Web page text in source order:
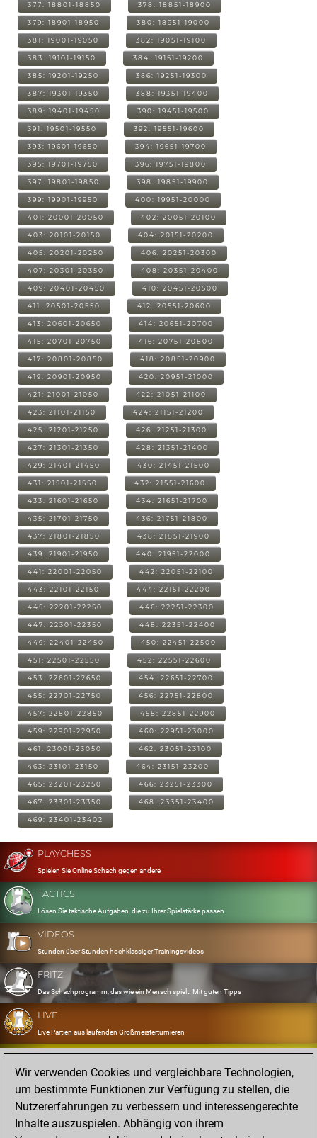
377: 18801-18850 378: 18851-18900
379: 18901-18950 380: 18951-19000
381: 19001-19050 382: 19051-19100
383: 19101-19150 384: 19151-19200
385: 19201-19250 386: 19251-19300
387: 19301-19350 388: 19351-19400
389: 19401-19450 390: 19451-19500
391: 19501-19550 392: 19551-19600
393: 19601-19650 394: 19651-19700
395: 19701-19750 396: 19751-19800
397: 19801-19850 398: 19851-19900
399: 19901-19950 400: 19951-20000
401: 20001-20050 402: 20051-20100
403: 20101-20150 404: 20151-20200
405: 20201-20250 406: 20251-20300
407: 20301-20350 408: 20351-20400
409: 20401-20450 410: 20451-20500
411: 20501-20550 412: 20551-20600
413: 20601-20650 414: 20651-20700
415: 20701-20750 416: 20751-20800
417: 20801-20850 418: 20851-20900
419: 20901-20950 420: 20951-21000
421: 21001-21050 422: 21051-21100
423: 21101-21150 424: 21151-21200
425: 21201-21250 426: 21251-21300
427: 21301-21350 428: 21351-21400
429: 21401-21450 430: 21451-21500
431: 21501-21550 432: 21551-21600
433: 21601-21650 434: 21651-21700
435: 21701-21750 436: 21751-21800
437: 21801-21850 438: 21851-21900
439: 21901-21950 440: 21951-22000
441: 22001-22050 442: 22051-22100
443: 22101-22150 444: 22151-22200
445: 22201-22250 446: 22251-22300
447: 22301-22350 448: 22351-22400
449: 22401-22450 450: 22451-22500
451: 22501-22550 452: 22551-22600
453: 22601-22650 454: 22651-22700
455: 22701-22750 456: 22751-22800
457: 22801-22850 458: 22851-22900
459: 22901-22950 460: 22951-23000
461: 23001-23050 462: 23051-23100
463: 23101-23150 464: 23151-23200
465: 23201-23250 466: 23251-23300
467: 23301-23350 468: 23351-23400
469: 23401-23402
PLAYCHESS
Spielen Sie Online Schach gegen andere
TACTICS
Lösen Sie taktische Aufgaben, die zu Ihrer Spielstärke passen
VIDEOS
Stunden über Stunden hochklassiger Trainingsvideos
FRITZ
Das Schachprogramm, das wie ein Mensch spielt. Mit guten Tipps
LIVE
Live Partien aus laufenden Großmeisterturnieren
OPENINGS
Erfassen und Üben Sie Ihr Eröffnungsrepertoire
DATABASE
Acht Millionen starke Partien
Wir verwenden Cookies und vergleichbare Technologien,
um bestimmte Funktionen zur Verfügung zu stellen, die
Nutzererfahrungen zu verbessern und interessengerechte
Inhalte auszuspielen. Abhängig von ihrem